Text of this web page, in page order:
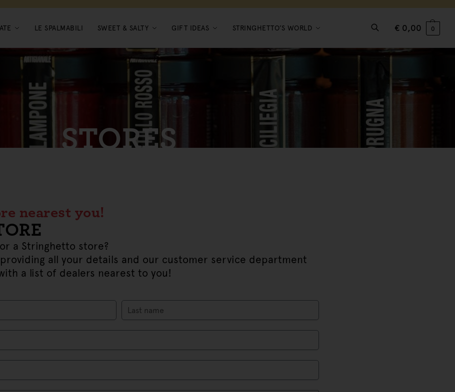
LE SPALMABILI SWEET & SALTY GIFT IDEAS STRINGHETTO’S WORLD
Search
€ 0,00 0
STORES
nearest you!
a Stringhetto store?
all your details and our customer service department
a list of dealers nearest to you!